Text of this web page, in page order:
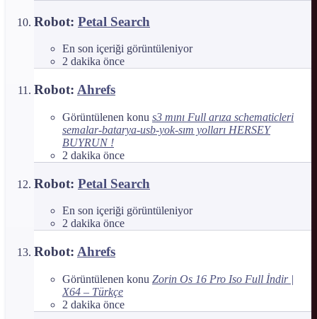
Robot: Petal Search
En son içeriği görüntüleniyor
2 dakika önce
Robot: Ahrefs
Görüntülenen konu s3 mını Full arıza schematicleri
semalar-batarya-usb-yok-sım yolları HERSEY
BUYRUN !
2 dakika önce
Robot: Petal Search
En son içeriği görüntüleniyor
2 dakika önce
Robot: Ahrefs
Görüntülenen konu Zorin Os 16 Pro Iso Full İndir |
X64 – Türkçe
2 dakika önce